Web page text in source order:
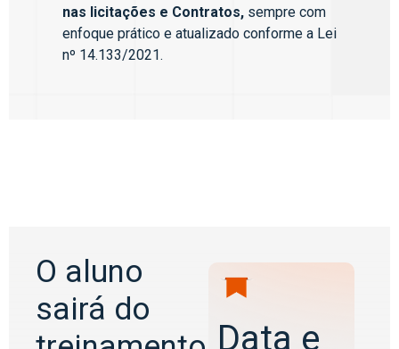
nas licitações e Contratos, sempre com
enfoque prático e atualizado conforme a Lei
nº 14.133/2021.
O aluno
sairá do
Data e